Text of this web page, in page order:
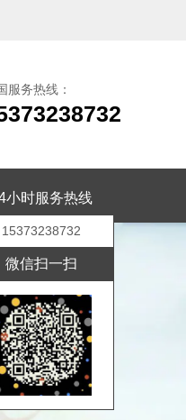
服务热线：
系我们
小时服务热线
15373238732
微信扫一扫